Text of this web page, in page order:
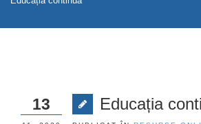
Educația
13